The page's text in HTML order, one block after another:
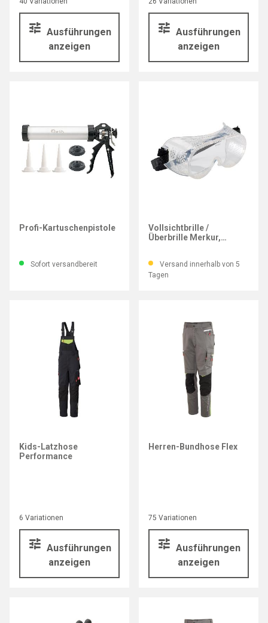
Ausführungen
anzeigen
Ausführungen
anzeigen
Profi-Kartuschenpistole
Sofort versandbereit
Vollsichtbrille /
Überbrille Merkur,
Versand innerhalb von 5
Tagen
6 Variationen
Ausführungen
anzeigen
Kids-Latzhose
Performance
75 Variationen
Ausführungen
anzeigen
Herren-Bundhose Flex